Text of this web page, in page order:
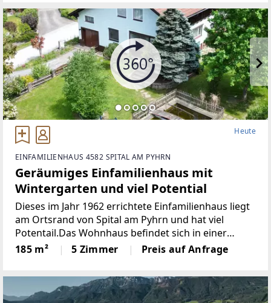
Heute
EINFAMILIENHAUS 4582 SPITAL AM PYHRN
Geräumiges Einfamilienhaus mit
Wintergarten und viel Potential
Dieses im Jahr 1962 errichtete Einfamilienhaus liegt
am Ortsrand von Spital am Pyhrn und hat viel
Potentail.Das Wohnhaus befindet sich in einer
attraktiven Wohngegend in unmittelbarer Nähe
zum Ortszentrum Spital am Pyhrn mit seinem
185 m² 5 Zimmer Preis auf Anfrage